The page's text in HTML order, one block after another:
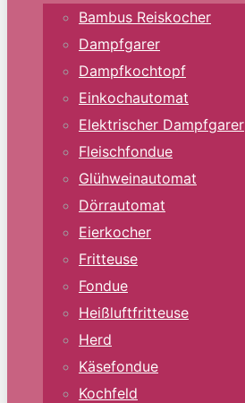
Bambus Reiskocher
Dampfgarer
Dampfkochtopf
Einkochautomat
Elektrischer Dampfgarer
Fleischfondue
Glühweinautomat
Dörrautomat
Eierkocher
Fritteuse
Fondue
Heißluftfritteuse
Herd
Käsefondue
Kochfeld